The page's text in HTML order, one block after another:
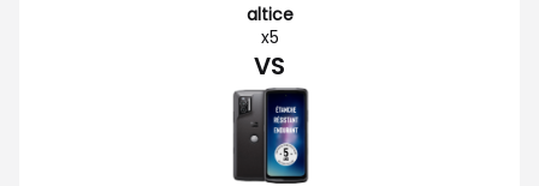
altice
x5
VS